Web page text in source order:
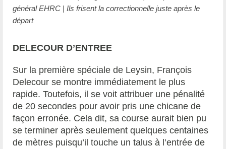
général EHRC | Ils frisent la correctionnelle juste après le
départ
DELECOUR D’ENTREE
Sur la première spéciale de Leysin, François
Delecour se montre immédiatement le plus
rapide. Toutefois, il se voit attribuer une pénalité
de 20 secondes pour avoir pris une chicane de
façon erronée. Cela dit, sa course aurait bien pu
se terminer après seulement quelques centaines
de mètres puisqu’il touche un talus à l’entrée de